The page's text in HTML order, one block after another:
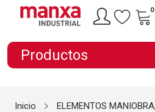
0
Productos
Inicio
ELEMENTOS